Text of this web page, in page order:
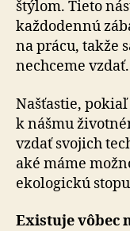
štýlom. Tieto
každodennú
na prácu, takže
nechceme vzdať.
Našťastie,
k nášmu
vzdať svojich
aké máme
ekologickú
Existuje vôbec